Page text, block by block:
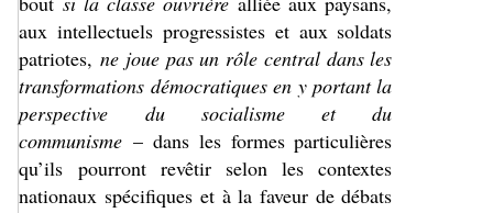
aux intellectuels progressistes et aux soldats
patriotes,ne joue pas un rôle central dans les
transformations démocratiques en y portant la
perspective du socialisme et du
communisme – dans les formes particulières
qu’ils pourront revêtir selon les contextes
nationaux spécifiques et à la faveur de débats